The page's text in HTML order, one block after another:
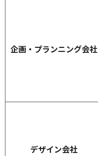
企画・プランニング会社
デザイン会社